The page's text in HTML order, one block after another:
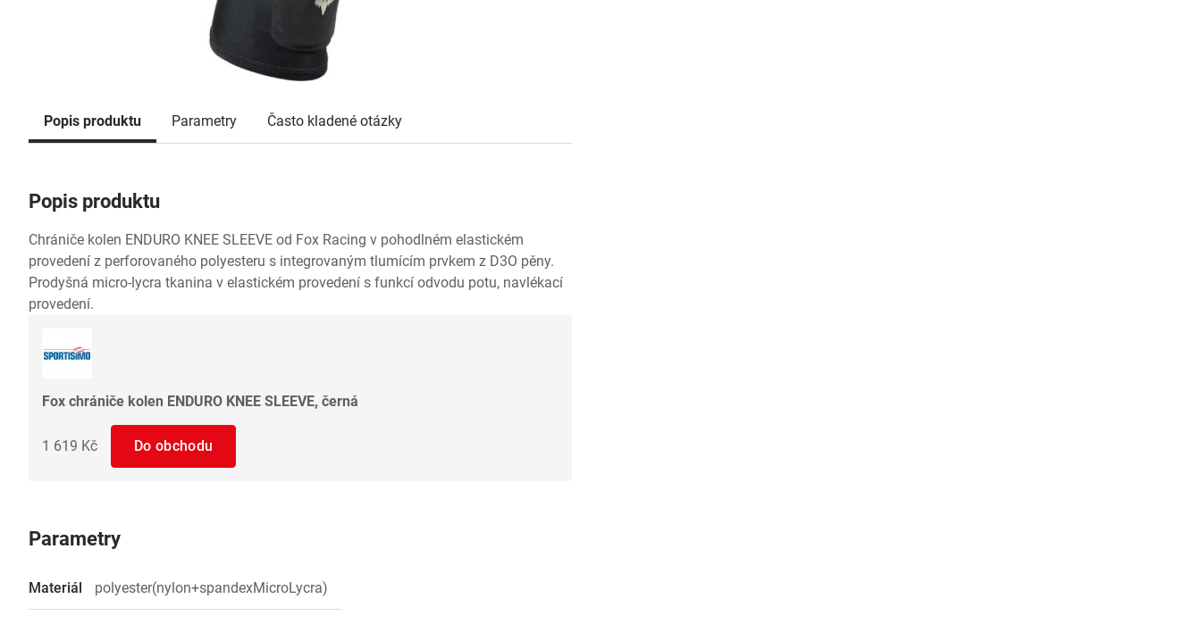
Popis produktu Parametry Často kladené otázky
Popis produktu
Chrániče kolen ENDURO KNEE SLEEVE od Fox Racing v pohodlném elastickém
provedení z perforovaného polyesteru s integrovaným tlumícím prvkem z D3O pěny.
Prodyšná micro-lycra tkanina v elastickém provedení s funkcí odvodu potu, navlékací
provedení.
Fox chrániče kolen ENDURO KNEE SLEEVE, černá
1 619 Kč Do obchodu
Parametry
Materiál polyester(nylon+spandexMicroLycra)